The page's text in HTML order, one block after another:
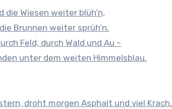
die Wiesen weiter blüh’n,
Brunnen weiter sprüh’n.
Feld, durch Wald und Au –
unter dem weiten Himmelsblau.
droht morgen Asphalt und viel Krach.